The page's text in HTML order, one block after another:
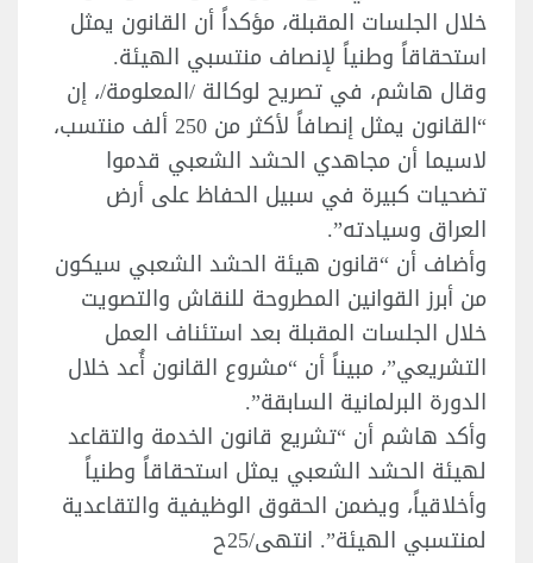
خلال الجلسات المقبلة، مؤكداً أن القانون يمثل
استحقاقاً وطنياً لإنصاف منتسبي الهيئة.
وقال هاشم، في تصريح لوكالة /المعلومة/، إن
“القانون يمثل إنصافاً لأكثر من 250 ألف منتسب،
لاسيما أن مجاهدي الحشد الشعبي قدموا
تضحيات كبيرة في سبيل الحفاظ على أرض
العراق وسيادته”.
وأضاف أن “قانون هيئة الحشد الشعبي سيكون
من أبرز القوانين المطروحة للنقاش والتصويت
خلال الجلسات المقبلة بعد استئناف العمل
التشريعي”، مبيناً أن “مشروع القانون أُعد خلال
الدورة البرلمانية السابقة”.
وأكد هاشم أن “تشريع قانون الخدمة والتقاعد
لهيئة الحشد الشعبي يمثل استحقاقاً وطنياً
وأخلاقياً، ويضمن الحقوق الوظيفية والتقاعدية
لمنتسبي الهيئة”. انتهى/25ح